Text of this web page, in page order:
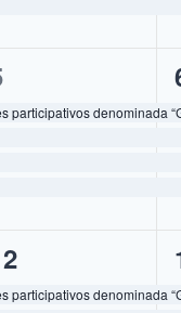
denominada
denominada